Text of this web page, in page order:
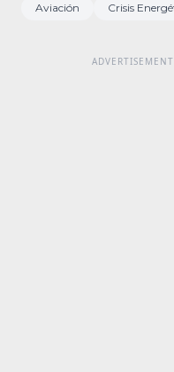
Aviación Crisis